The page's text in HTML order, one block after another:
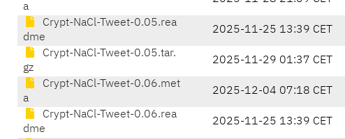
a
Crypt-NaCl-Tweet-0.05.rea
dme
2025-11-25 13:39 CET
Crypt-NaCl-Tweet-0.05.tar.
gz
2025-11-29 01:37 CET
Crypt-NaCl-Tweet-0.06.met
a
2025-12-04 07:18 CET
Crypt-NaCl-Tweet-0.06.rea
dme
2025-11-25 13:39 CET